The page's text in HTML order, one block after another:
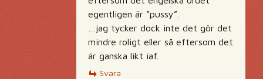
egentligen är ”pussy”.
…jag tycker dock inte det gör det
mindre roligt eller så eftersom det
är ganska likt iaf.
Svara